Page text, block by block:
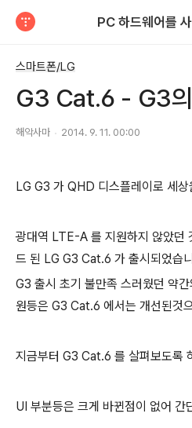
PC 하드웨어를
스마트폰/LG
G3 Cat.6 - G3
해악사마 2014. 9. 11. 00:00
LG G3 가 QHD 디스플레이로 세
광대역 LTE-A 를 지원하지 않았던
드 된 LG G3 Cat.6 가 출시되었습
G3 출시 초기 불만족 스러웠던 약
원등은 G3 Cat.6 에서는 개선된것
지금부터 G3 Cat.6 를 살펴보도록
UI 부분등은 크게 바뀐점이 없어 간